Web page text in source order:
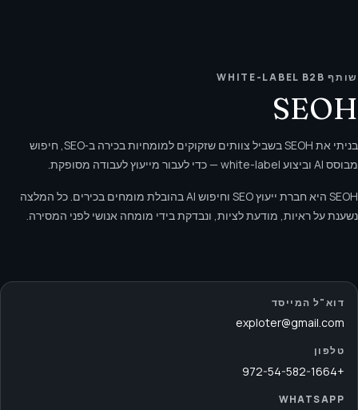
שותף WHITE-LABEL B2B
SEOH
בניתי את SEOH בשביל צוותים שזקוקים למומחיות בכירה ב‑SEO, חיפוש
מבוסס AI וביצוע white-label — כדי לעבור מייעוץ לעבודה מסופקת.
SEOH היא חברת ייעוץ SEO וחיפוש AI בהובלת מומחים בכירים. כל המלצה
נשענת על ראיות, מודעת לציות, ונבדקת בידי מומחה אנושי לפני המסירה.
דוא"ל המייסד
exploter@gmail.com
טלפון
+972-54-582-1664
WHATSAPP